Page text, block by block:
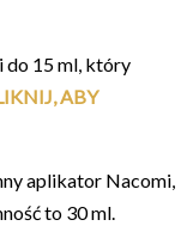
15 ml, który
ABY
aplikator Nacomi,
to 30 ml.